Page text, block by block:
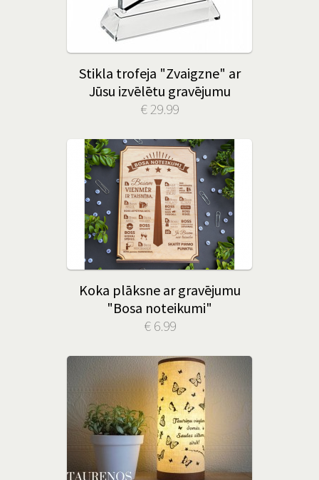
Stikla trofeja "Zvaigzne" ar
Jūsu izvēlētu gravējumu
€ 29.99
Koka plāksne ar gravējumu
"Bosa noteikumi"
€ 6.99